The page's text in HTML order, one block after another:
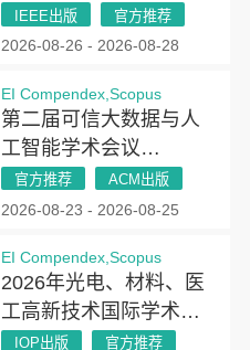
2026）
IEEE出版 官方推荐
2026-08-26 - 2026-08-28
EI Compendex,Scopus
第二届可信大数据与人
工智能学术会议
(ICTBAI 2026)
官方推荐 ACM出版
2026-08-23 - 2026-08-25
EI Compendex,Scopus
2026年光电、材料、医
工高新技术国际学术会
议暨第三届人工智能、
IOP出版 官方推荐